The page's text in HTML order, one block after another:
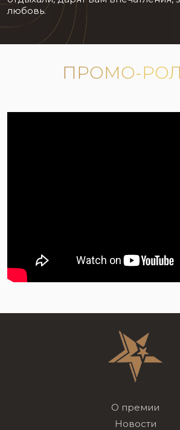
любовь.
ПРОМО-
О премии
Новости